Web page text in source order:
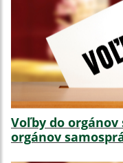
Voľby do
orgánov